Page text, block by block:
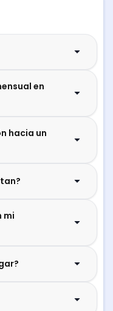
en
hacia un
mi